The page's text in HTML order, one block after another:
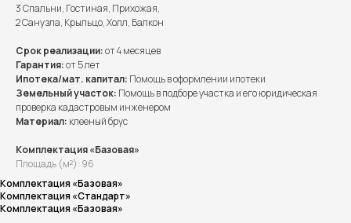
3 Спальни, Гостиная, Прихожая,
2 Санузла, Крыльцо, Холл, Балкон
Срок реализации:от 4 месяцев
Гарантия:от 5 лет
Ипотека/мат. капитал: Помощь в оформлении ипотеки
Земельный участок: Помощь в подборе участка и его юридическая
проверка кадастровым инженером
Материал: клееный брус
Комплектация «Базовая»
Площадь (м²): 96
Комплектация «Базовая»
Комплектация «Стандарт»
Комплектация «Базовая»